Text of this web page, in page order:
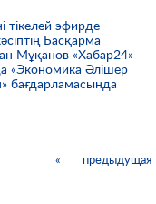
тікелей эфирде
Басқарма
Мұқанов «Хабар24»
«Экономика Әлішер
бағдарламасында
« предыдущая